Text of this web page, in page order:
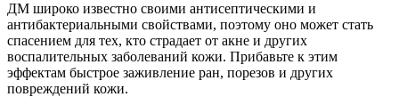
ДМ широко известно своими антисептическими и
антибактериальными свойствами, поэтому оно может стать
спасением для тех, кто страдает от акне и других
воспалительных заболеваний кожи. Прибавьте к этим
эффектам быстрое заживление ран, порезов и других
повреждений кожи.